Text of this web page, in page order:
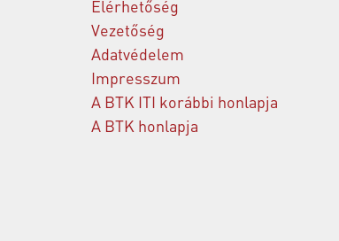
Elérhetőség
Vezetőség
Adatvédelem
Impresszum
A BTK ITI korábbi honlapja
A BTK honlapja